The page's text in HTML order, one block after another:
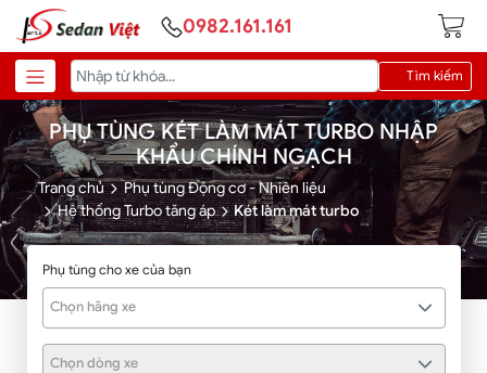
0982.161.161
Tìm kiếm
PHỤ TÙNG KÉT LÀM MÁT TURBO NHẬP
KHẨU CHÍNH NGẠCH
Trang chủ
Phụ tùng Động cơ - Nhiên liệu
Hệ thống Turbo tăng áp
Két làm mát turbo
Phụ tùng cho xe của bạn
Chọn hãng xe
Chọn dòng xe